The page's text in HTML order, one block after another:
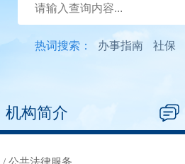
热词搜索： 办事指南 社保
机构简介